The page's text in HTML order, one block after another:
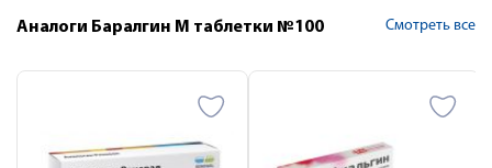
Аналоги Баралгин М таблетки №100 Смотреть все